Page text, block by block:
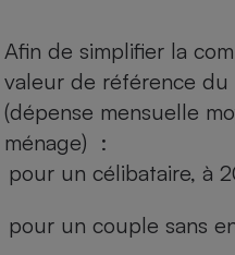
Afin de simplifier la
valeur de référence du
(dépense mensuelle
ménage) :
pour un célibataire, à
pour un couple sans